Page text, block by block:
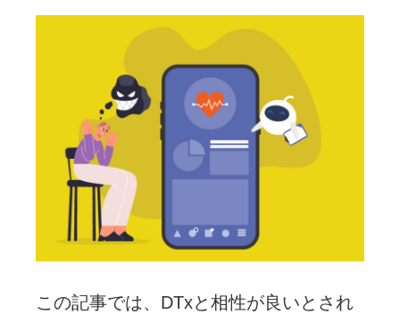
この記事では、DTxと相性が良いとされ